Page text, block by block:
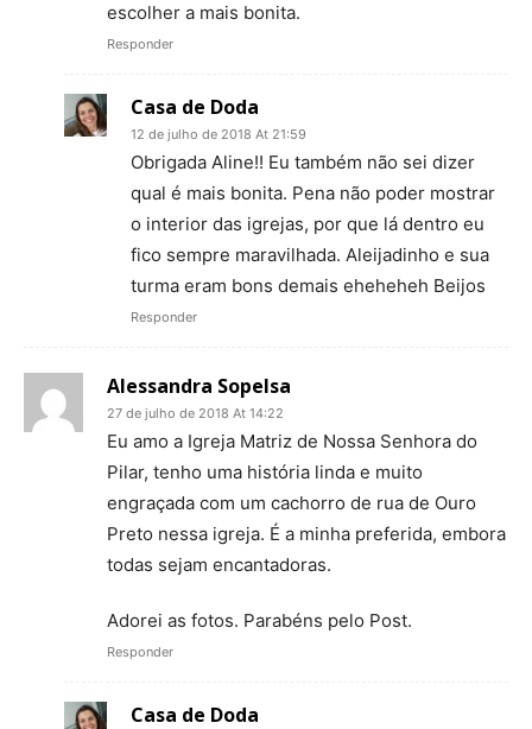
escolher a mais bonita.
Responder
Casa de Doda
12 de julho de 2018 At 21:59
Obrigada Aline!! Eu também não sei dizer
qual é mais bonita. Pena não poder mostrar
o interior das igrejas, por que lá dentro eu
fico sempre maravilhada. Aleijadinho e sua
turma eram bons demais eheheheh Beijos
Responder
Alessandra Sopelsa
27 de julho de 2018 At 14:22
Eu amo a Igreja Matriz de Nossa Senhora do
Pilar, tenho uma história linda e muito
engraçada com um cachorro de rua de Ouro
Preto nessa igreja. É a minha preferida, embora
todas sejam encantadoras.
Adorei as fotos. Parabéns pelo Post.
Responder
Casa de Doda